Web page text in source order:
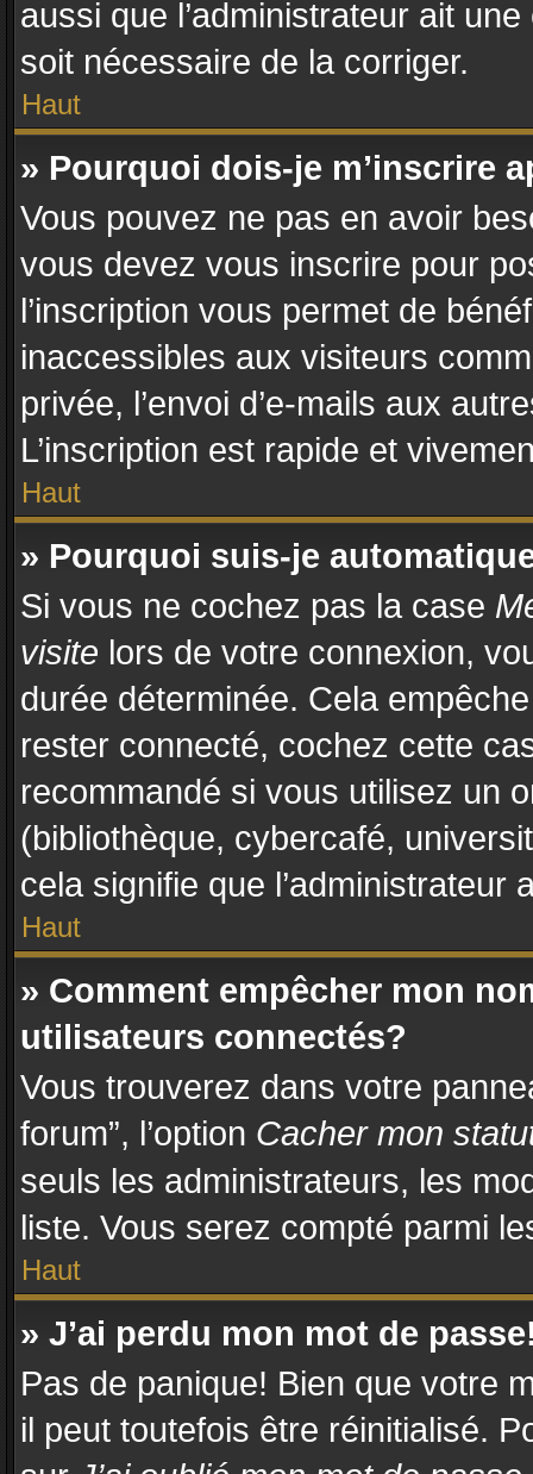
aussi que l’administrateur ait
soit nécessaire de la corriger.
Haut
» Pourquoi dois-je m’inscrire
Vous pouvez ne pas en avoir
vous devez vous inscrire pour
l’inscription vous permet de
inaccessibles aux visiteurs
privée, l’envoi d’e-mails aux
L’inscription est rapide et
Haut
» Pourquoi suis-je
Si vous ne cochez pas la case
visite lors de votre connexion,
durée déterminée. Cela
rester connecté, cochez cette
recommandé si vous utilisez un
(bibliothèque, cybercafé,
cela signifie que l’administrateur
Haut
» Comment empêcher mon
utilisateurs connectés?
Vous trouverez dans votre
forum”, l’option Cacher mon
seuls les administrateurs, les
liste. Vous serez compté parmi
Haut
» J’ai perdu mon mot de
Pas de panique! Bien que votre
il peut toutefois être réinitialisé.